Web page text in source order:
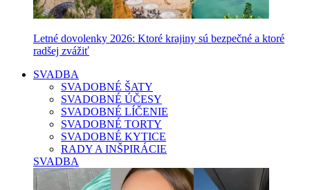
Letné dovolenky 2026: Ktoré krajiny sú bezpečné a ktoré
radšej zvážiť
SVADBA
SVADOBNÉ ŠATY
SVADOBNÉ ÚČESY
SVADOBNÉ LÍČENIE
SVADOBNÉ TORTY
SVADOBNÉ KYTICE
RADY A INŠPIRÁCIE
SVADBA